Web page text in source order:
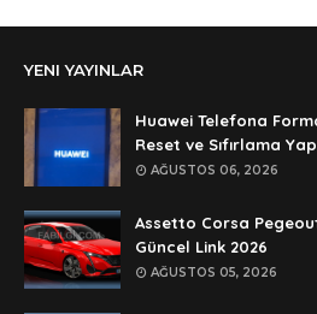
şifre ?
Anonymous
şifre ögrenebilirmiyim
Anonymous
🥰🥰🥰
Anonymous
dedezıplatan31 beğend👌
YENI YAYINLAR
Huawei Telefona
Reset ve Sıfırlama
AĞUSTOS 06, 2026
Assetto Corsa
Güncel Link 2026
AĞUSTOS 05, 2026